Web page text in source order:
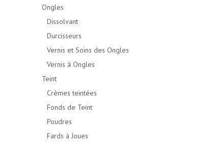
Ongles
Dissolvant
Durcisseurs
Vernis et Soins des Ongles
Vernis à Ongles
Teint
Crèmes teintées
Fonds de Teint
Poudres
Fards à Joues